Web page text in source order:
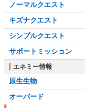
ノーマルクエスト
キズナクエスト
シンプルクエスト
サポートミッション
エネミー情報
原生生物
オーバード